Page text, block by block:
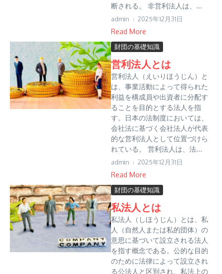
断される。 非営利法人は、...
admin 2025年12月31日
Read More
財団の基礎知識
営利法人とは
営利法人（えいりほうじん）と
は、事業活動によって得られた
利益を構成員や出資者に分配す
ることを目的とする法人を指
す。日本の法制度においては、
会社法に基づく会社法人が代表
的な営利法人として位置づけら
れている。 営利法人は、法...
admin 2025年12月31日
Read More
財団の基礎知識
私法人とは
私法人（しほうじん）とは、私
人（自然人または私的団体）の
意思に基づいて設立される法人
を指す概念である。公的な目的
のために法律によって設立され
る公法人と区別され、私法上の